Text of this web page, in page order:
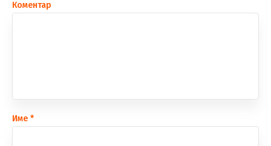
Коментар
Име *